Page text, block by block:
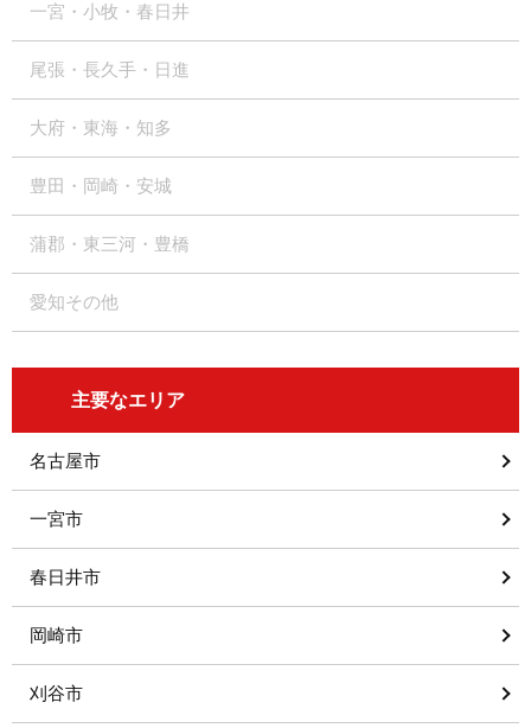
一宮・小牧・春日井
尾張・長久手・日進
大府・東海・知多
豊田・岡崎・安城
蒲郡・東三河・豊橋
愛知その他
主要なエリア
名古屋市
一宮市
春日井市
岡崎市
刈谷市